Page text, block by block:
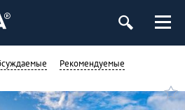
Рекомендуемые